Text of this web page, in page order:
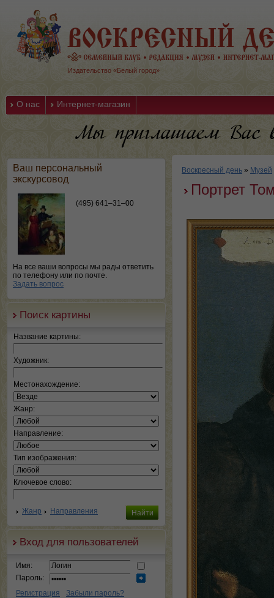
Издательство «Белый город»
О нас Интернет-магазин
Ваш персональный
экскурсовод
(495) 641–31–00
На все ваши вопросы мы рады ответить
по телефону или по почте.
Задать вопрос
Поиск картины
Название картины:
Художник:
Местонахождение:
Жанр:
Направление:
Тип изображения:
Ключевое слово:
Жанр Направления
Вход для пользователей
Имя:
Пароль:
Регистрация
Забыли пароль?
Воскресный день » Музей
Портрет